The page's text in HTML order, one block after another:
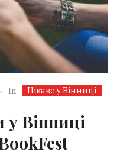
In Цікаве у Вінниці
Вінниці